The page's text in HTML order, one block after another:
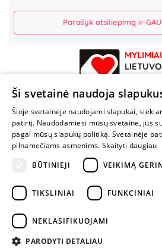
Parašyk atsiliepimą ir
ŽAISTI
+370 600 84088
info@fantazijos.lt
Ši svetainė naudoja
Šioje svetainėje naudojami slapukai,
patirtį. Naudodamiesi mūsų svetaine, jūs
pagal mūsų slapukų politiką. Svetainėje
pilnamečiams asmenims. Skaityti daugiau
BŪTINIEJI
VEIKIMĄ
TIKSLINIAI FUNKCINIAI
NEKLASIFIKUOJAMI
PARODYTI DETALIAU